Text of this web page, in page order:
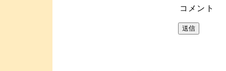
コメント